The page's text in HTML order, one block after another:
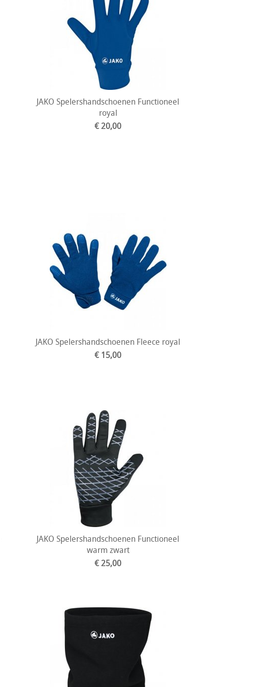
JAKO Spelershandschoenen Functioneel
royal
€ 20,00
JAKO Spelershandschoenen Fleece royal
€ 15,00
JAKO Spelershandschoenen Functioneel
warm zwart
€ 25,00